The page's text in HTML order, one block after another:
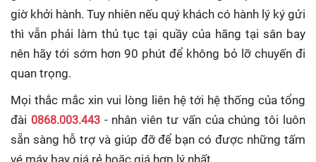
giờ khởi hành. Tuy nhiên nếu quý khách có hành lý ký gửi
thì vẫn phải làm thủ tục tại quầy của hãng tại sân bay
nên hãy tới sớm hơn 90 phút để không bỏ lỡ chuyến đi
quan trọng.
Mọi thắc mắc xin vui lòng liên hệ tới hệ thống của tổng
đài 0868.003.443- nhân viên tư vấn của chúng tôi luôn
sẵn sàng hỗ trợ và giúp đỡ để bạn có được những tấm